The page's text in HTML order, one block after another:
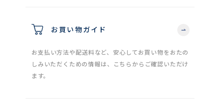
お買い物ガイド
お支払い方法や配送料など、安心してお買い物をおたの
しみいただくための情報は、こちらからご確認いただけ
ます。